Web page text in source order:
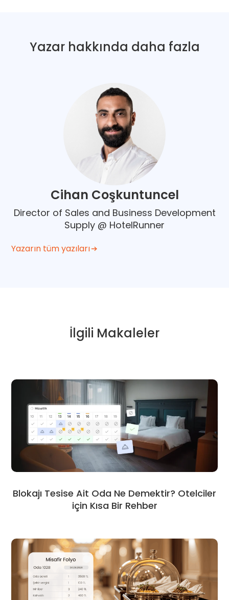
Yazar hakkında daha fazla
Cihan Coşkuntuncel
Director of Sales and Business Development
Supply @ HotelRunner
Yazarın tüm yazıları
İlgili Makaleler
Blokajı Tesise Ait Oda Ne Demektir? Otelciler
için Kısa Bir Rehber